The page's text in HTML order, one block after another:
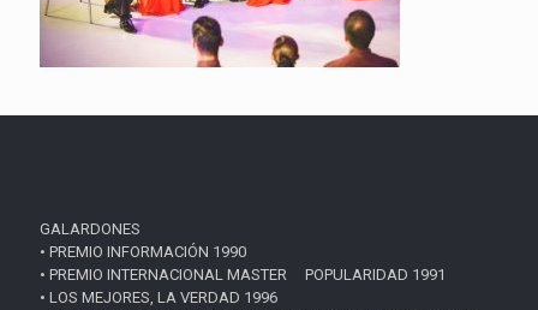
GALARDONES
• PREMIO INFORMACIÓN 1990
• PREMIO INTERNACIONAL MASTER POPULARIDAD 1991
• LOS MEJORES, LA VERDAD 1996